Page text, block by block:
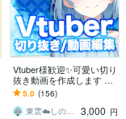
Vtuber様歓迎✨可愛い切り
抜き動画を作成します 自
己紹介やゲーム実況など
も承りますのでお気軽に
どうぞ✨
5.0 (156)
東雲☁️しののめ
3,000 円